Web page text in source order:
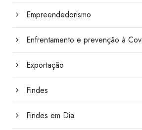
Empreendedorismo
Enfrentamento e prevenção à
Exportação
Findes
Findes em Dia